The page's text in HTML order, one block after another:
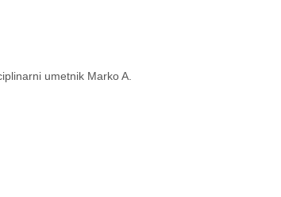
umetnik Marko A.